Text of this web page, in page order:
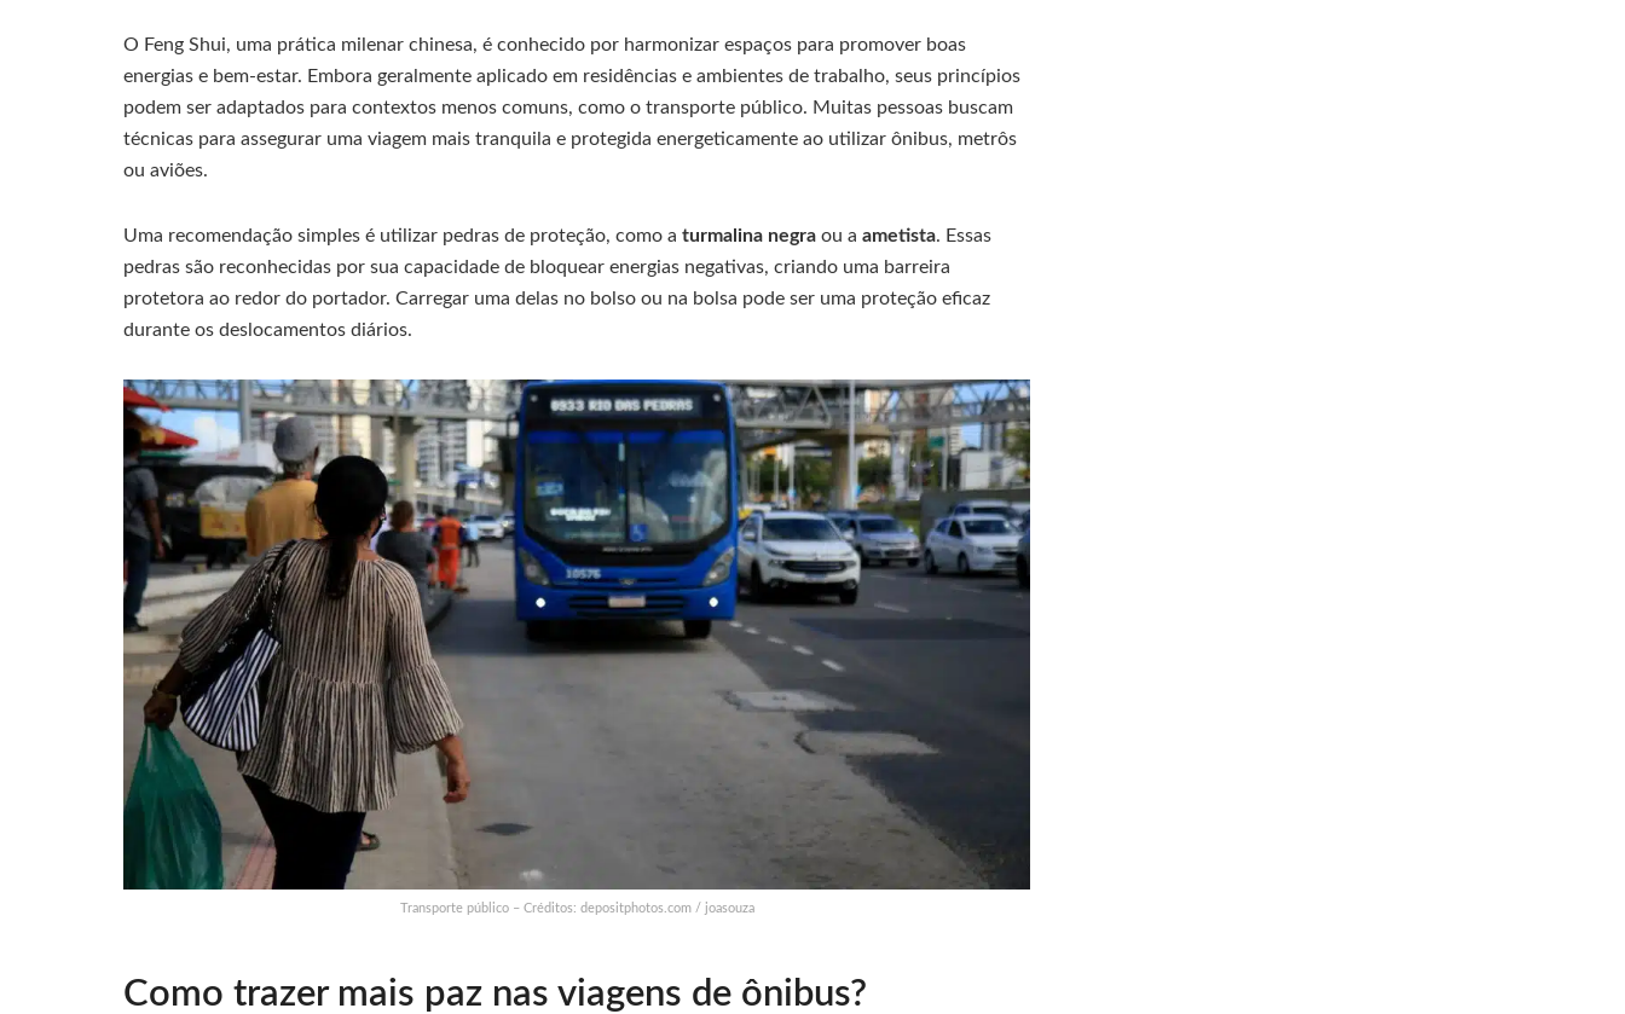
O Feng Shui, uma prática milenar chinesa, é conhecido por harmonizar espaços para promover boas
energias e bem-estar. Embora geralmente aplicado em residências e ambientes de trabalho, seus princípios
podem ser adaptados para contextos menos comuns, como o transporte público. Muitas pessoas buscam
técnicas para assegurar uma viagem mais tranquila e protegida energeticamente ao utilizar ônibus, metrôs
ou aviões.
Uma recomendação simples é utilizar pedras de proteção, como a turmalina negra ou a ametista. Essas
pedras são reconhecidas por sua capacidade de bloquear energias negativas, criando uma barreira
protetora ao redor do portador. Carregar uma delas no bolso ou na bolsa pode ser uma proteção eficaz
durante os deslocamentos diários.
Transporte público – Créditos: depositphotos.com / joasouza
Como trazer mais paz nas viagens de ônibus?